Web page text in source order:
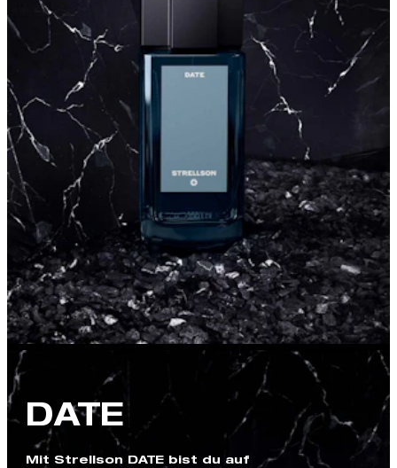
DATE
Mit Strellson DATE bist du auf